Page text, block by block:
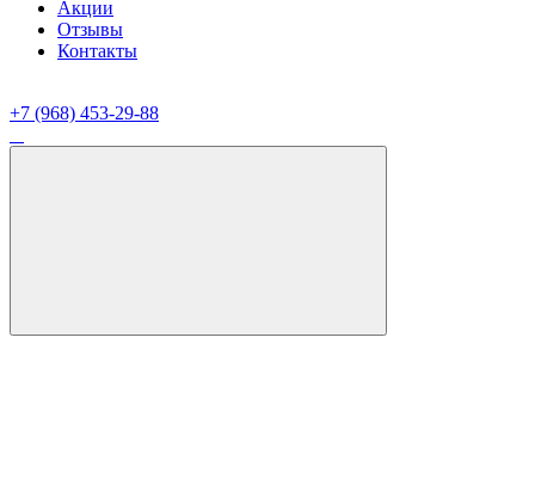
Акции
Отзывы
Контакты
+7 (968) 453-29-88